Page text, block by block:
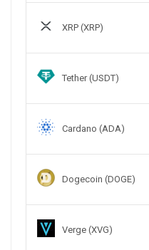
XRP (XRP)
Tether (USDT)
Cardano (ADA)
Dogecoin (DOGE)
Verge (XVG)